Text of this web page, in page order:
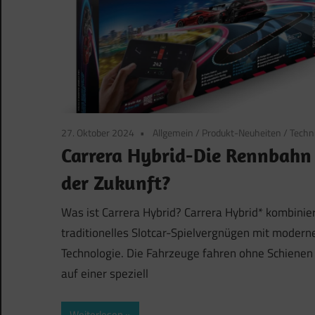
27. Oktober 2024 Allgemein / Produkt-Neuheiten /
Carrera Hybrid-Die Rennbahn
der Zukunft?
Was ist Carrera Hybrid? Carrera Hybrid*
traditionelles Slotcar-Spielvergnügen mit
Technologie. Die Fahrzeuge fahren ohne Schienen
auf einer speziell